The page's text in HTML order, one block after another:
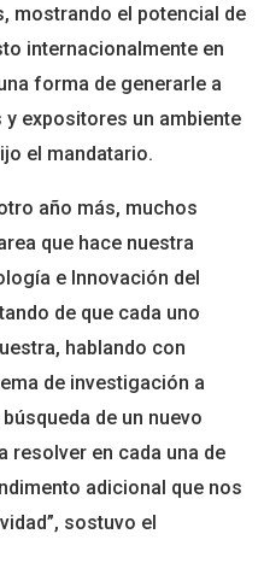
mostrando el potencial de
internacionalmente en
forma de generarle a
expositores un ambiente
el mandatario.
año más, muchos
que hace nuestra
e Innovación del
de que cada uno
hablando con
de investigación a
de un nuevo
resolver en cada una de
adicional que nos
sostuvo el